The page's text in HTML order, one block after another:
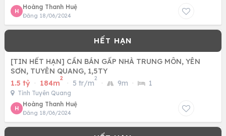
H
Hoàng Thanh Huệ
Đăng 18/06/2024
[TIN HẾT HẠN] CẦN BÁN GẤP NHÀ TRUNG MÔN, YÊN
SƠN, TUYÊN QUANG, 1,5TY
1.5 tỷ · 184m
2
· 5 tr/m
2
· 9m · 1
Tỉnh Tuyên Quang
H
Hoàng Thanh Huệ
Đăng 18/06/2024